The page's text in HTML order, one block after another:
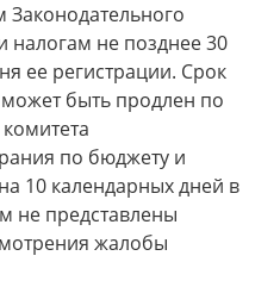
не позднее 30
ее регистрации. Срок
быть продлен по
по бюджету и
10 календарных дней в
не представлены
жалобы